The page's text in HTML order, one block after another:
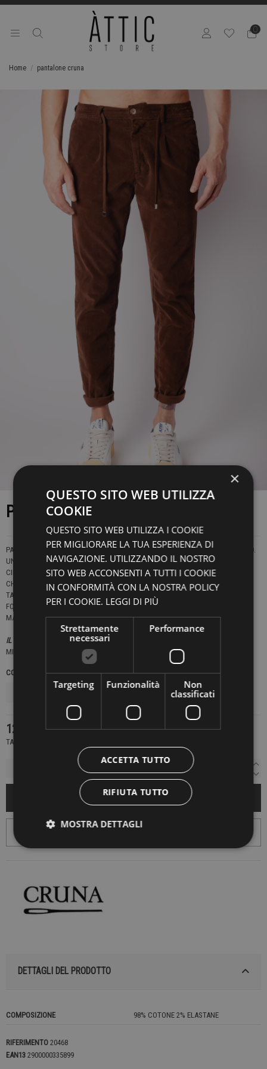
0
Home pantalone cruna
PANTALONE CRUNA
PANTALONE VESTIBILITÀ CARROT E CINTURA ELASTICIZZATA MONTATA A MANO.
UNA PINCE CUCITA.
CINTURA ELASTICIZZATA MONTATA A MANO
CHIUSURA CON ZIP, BOTTONE E COULISSE.
TASCHE SUL RETRO A DOPPIO FILETTO E BOTTONE.
FONDO 17 CM.
MADE IN ITALY
IL MODELLO INDOSSA UNA TAGLIA 46.
MITTE
COLORE TAGLIE NAZIONALI
125,30 €179,00 € -30%
TASSE INCLUSE
AGGIUNGI AL CARRELLO
DETTAGLI DEL PRODOTTO
COMPOSIZIONE 98% COTONE 2% ELASTANE
RIFERIMENTO 20468
EAN13 2900000335899
×
QUESTO SITO WEB UTILIZZA
COOKIE
QUESTO SITO WEB UTILIZZA I COOKIE
PER MIGLIORARE LA TUA ESPERIENZA DI
NAVIGAZIONE. UTILIZZANDO IL NOSTRO
SITO WEB ACCONSENTI A TUTTI I COOKIE
IN CONFORMITÀ CON LA NOSTRA POLICY
PER I COOKIE. LEGGI DI PIÙ
Strettamente
necessari
Performance
Targeting Funzionalità
Non
classificati
ACCETTA TUTTO
RIFIUTA TUTTO
MOSTRA DETTAGLI